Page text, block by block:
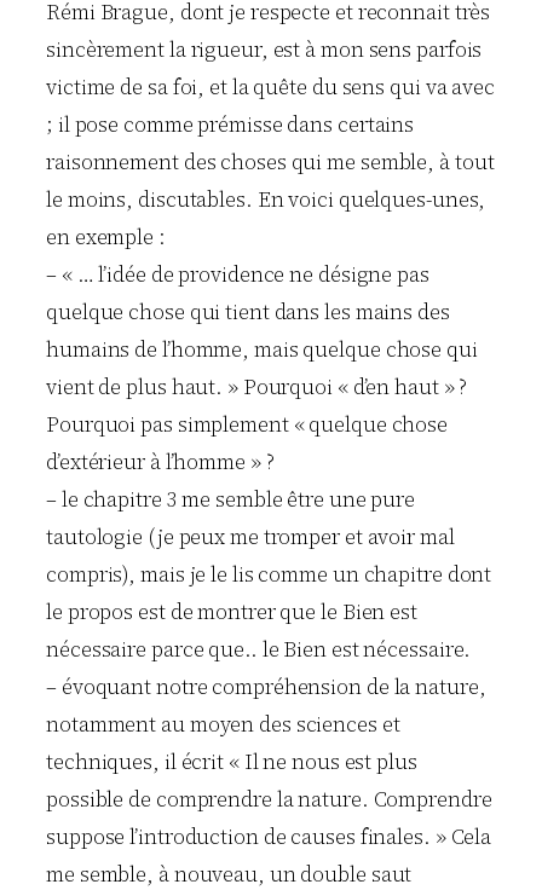
Rémi Brague, dont je respecte et reconnait très
sincèrement la rigueur, est à mon sens parfois
victime de sa foi, et la quête du sens qui va avec
; il pose comme prémisse dans certains
raisonnement des choses qui me semble, à tout
le moins, discutables. En voici quelques-unes,
en exemple :
– « … l’idée de providence ne désigne pas
quelque chose qui tient dans les mains des
humains de l’homme, mais quelque chose qui
vient de plus haut. » Pourquoi « d’en haut » ?
Pourquoi pas simplement « quelque chose
d’extérieur à l’homme » ?
– le chapitre 3 me semble être une pure
tautologie (je peux me tromper et avoir mal
compris), mais je le lis comme un chapitre dont
le propos est de montrer que le Bien est
nécessaire parce que.. le Bien est nécessaire.
– évoquant notre compréhension de la nature,
notamment au moyen des sciences et
techniques, il écrit « Il ne nous est plus
possible de comprendre la nature. Comprendre
suppose l’introduction de causes finales. » Cela
me semble, à nouveau, un double saut